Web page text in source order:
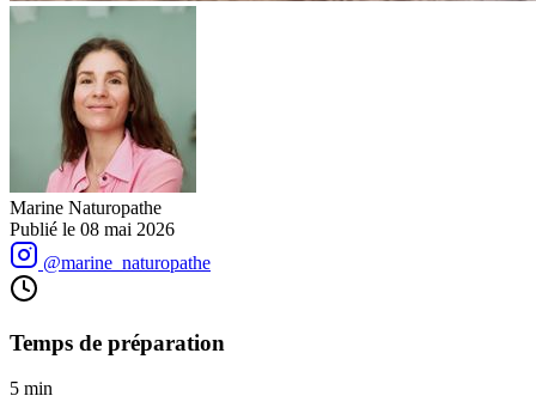
Marine Naturopathe
Publié le 08 mai 2026
@marine_naturopathe
Temps de préparation
5 min